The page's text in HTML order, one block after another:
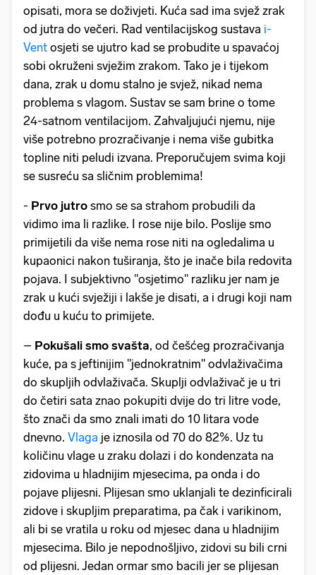
opisati, mora se doživjeti. Kuća sad ima svjež zrak
od jutra do večeri. Rad ventilacijskog sustava i-
Vent osjeti se ujutro kad se probudite u spavaćoj
sobi okruženi svježim zrakom. Tako je i tijekom
dana, zrak u domu stalno je svjež, nikad nema
problema s vlagom. Sustav se sam brine o tome
24-satnom ventilacijom. Zahvaljujući njemu, nije
više potrebno prozračivanje i nema više gubitka
topline niti peludi izvana. Preporučujem svima koji
se susreću sa sličnim problemima!
- Prvo jutro smo se sa strahom probudili da
vidimo ima li razlike. I rose nije bilo. Poslije smo
primijetili da više nema rose niti na ogledalima u
kupaonici nakon tuširanja, što je inače bila redovita
pojava. I subjektivno "osjetimo" razliku jer nam je
zrak u kući svježiji i lakše je disati, a i drugi koji nam
dođu u kuću to primijete.
– Pokušali smo svašta, od češćeg prozračivanja
kuće, pa s jeftinijim "jednokratnim" odvlaživačima
do skupljih odvlaživača. Skuplji odvlaživač je u tri
do četiri sata znao pokupiti dvije do tri litre vode,
što znači da smo znali imati do 10 litara vode
dnevno. Vlaga je iznosila od 70 do 82%. Uz tu
količinu vlage u zraku dolazi i do kondenzata na
zidovima u hladnijim mjesecima, pa onda i do
pojave plijesni. Plijesan smo uklanjali te dezinficirali
zidove i skupljim preparatima, pa čak i varikinom,
ali bi se vratila u roku od mjesec dana u hladnijim
mjesecima. Bilo je nepodnošljivo, zidovi su bili crni
od plijesni. Jedan ormar smo bacili jer se plijesan